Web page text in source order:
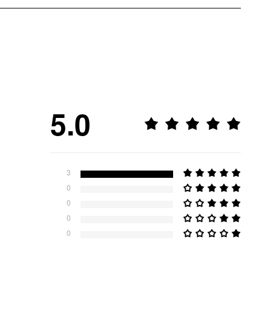
5.0
3
0
0
0
0